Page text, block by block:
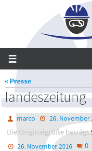
« Presse
landeszeitung
marco 26. November
Die Originalgröße beträgt
26. November 2016
0